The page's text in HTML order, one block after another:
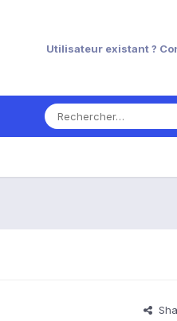
Utilisateur existant ?